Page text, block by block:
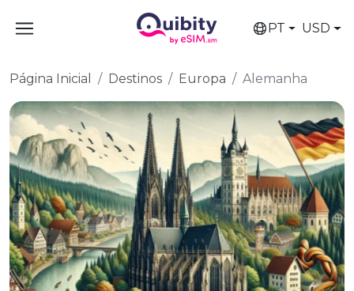
PT USD
Página Inicial Destinos Europa Alemanha